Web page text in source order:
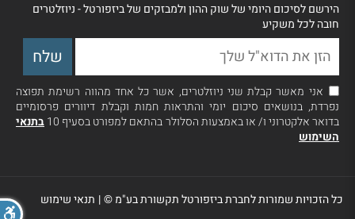
הירשם לסיכום היומי של שוק ההון ולמבזקים של ביזפורטל - ניוזלטרים
חובה לכל משקיע
אני מאשר קבלת שני ניוזלטרים, אשר כל אחד מהווה רשימת תפוצה
נפרדת, בנושאים סיכום יומי והתראות חמות וקבלת דיוורים פרסומיים
בדואר אלקטרוני ו/ או באמצעות הסלולר בהתאם למפורט בסעיף 10
בתנאי
השימוש
כל הזכויות שמורות לחברת ביזפורטל תקשורת בע"מ ©| תנאי שימוש